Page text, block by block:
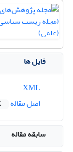
فایل ها
اصل مقاله
سابقه مقاله